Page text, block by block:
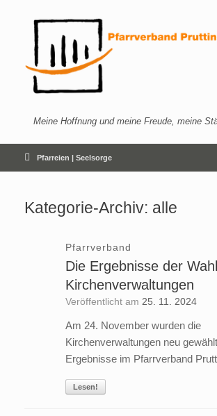
Meine Hoffnung und meine Freude, meine
Pfarreien | Seelsorge
Kategorie-Archiv: alle
Pfarrverband
Die Ergebnisse der
Kirchenverwaltungen
Veröffentlicht am 25. 11. 2024
Am 24. November wurden die
Kirchenverwaltungen neu
Ergebnisse im Pfarrverband
Lesen!